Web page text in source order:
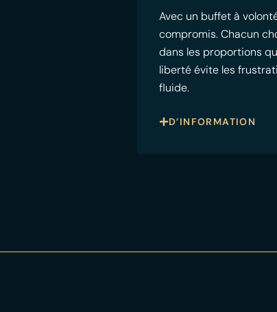
Avec un buffet à
compromis. Chacun
dans les proportions
liberté évite les
fluide.
D’INFORMATION